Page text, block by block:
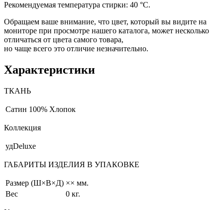
Рекомендуемая температура стирки: 40 °С.
Обращаем ваше внимание, что цвет, который вы видите на
мониторе при просмотре нашего каталога, может несколько
отличаться от цвета самого товара,
но чаще всего это отличие незначительно.
Характеристики
ТКАНЬ
Сатин 100% Хлопок
Коллекция
удDeluxe
ГАБАРИТЫ ИЗДЕЛИЯ В УПАКОВКЕ
Размер (Ш×В×Д) ×× мм.
Вес
0 кг.